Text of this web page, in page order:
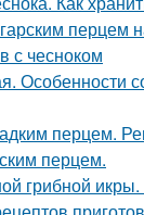
перцем
с чесноком
Особенности
перцем.
перцем.
грибной